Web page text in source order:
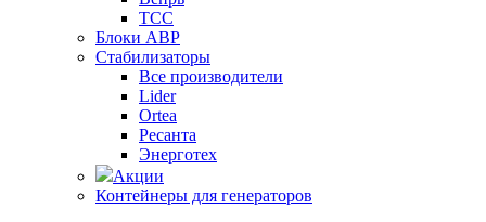
ТСС
Блоки АВР
Стабилизаторы
Все производители
Lider
Ortea
Ресанта
Энерготех
Акции
Контейнеры для генераторов